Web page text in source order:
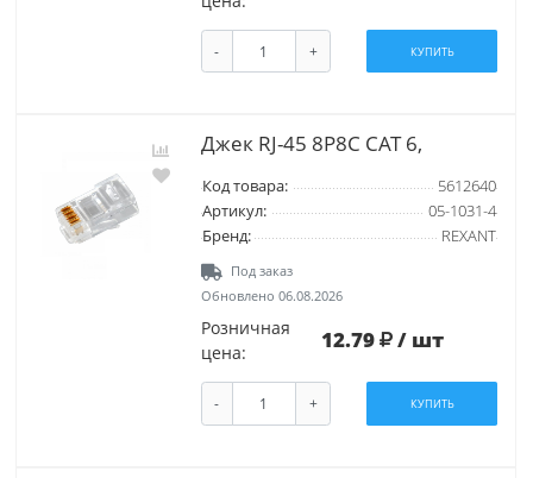
- + КУПИТЬ
Джек RJ-45 8P8C CAT 6,
Код товара:
5612640
Артикул:
05-1031-4
Бренд:
REXANT
Под заказ
Обновлено 06.08.2026
Розничная
цена:
12.79 / шт
- + КУПИТЬ